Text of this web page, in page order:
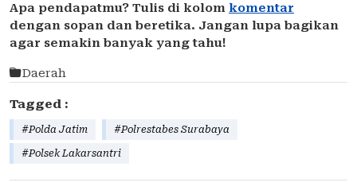
Apa pendapatmu? Tulis di kolom komentar
dengan sopan dan beretika. Jangan lupa bagikan
agar semakin banyak yang tahu!
Daerah
Tagged :
#Polda Jatim #Polrestabes Surabaya
#Polsek Lakarsantri